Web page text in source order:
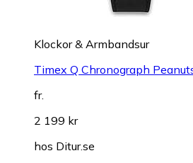
Klockor & Armbandsur
Timex Q Chronograph
fr.
2 199 kr
hos Ditur.se